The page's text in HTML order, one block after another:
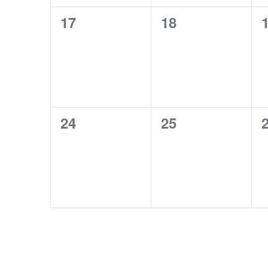
0
17
0
18
0
0
24
0
25
0